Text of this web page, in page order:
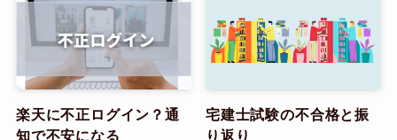
楽天に不正ログイン？通
知で不安になる
宅建士試験の不合格と振
り返り